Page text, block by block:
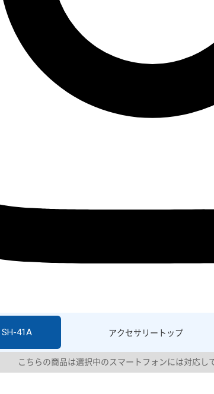
アクセサリー トップ
SH-41A
こちらの商品は選択中のスマートフォンには対応し